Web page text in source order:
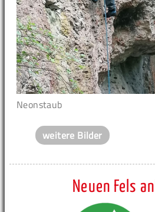
Neonstaub
weitere Bilder
Neuen Fels